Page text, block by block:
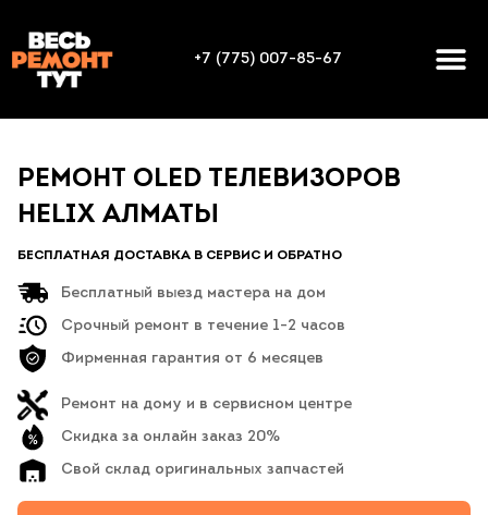
+7 (775) 007-85-67
РЕМОНТ OLED ТЕЛЕВИЗОРОВ
HELIX АЛМАТЫ
БЕСПЛАТНАЯ ДОСТАВКА В СЕРВИС И ОБРАТНО
Бесплатный выезд мастера на дом
Срочный ремонт в течение 1-2 часов
Фирменная гарантия от 6 месяцев
Ремонт на дому и в сервисном центре
Скидка за онлайн заказ 20%
Свой склад оригинальных запчастей